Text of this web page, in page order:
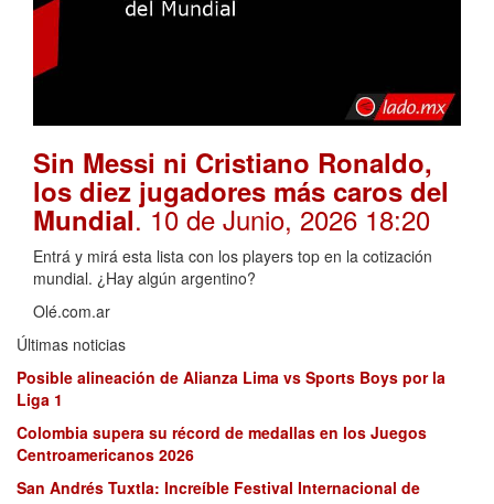
Sin Messi ni Cristiano Ronaldo,
los diez jugadores más caros del
Mundial. 10 de Junio, 2026 18:20
Entrá y mirá esta lista con los players top en la cotización
mundial. ¿Hay algún argentino?
Olé.com.ar
Últimas noticias
Posible alineación de Alianza Lima vs Sports Boys por la
Liga 1
Colombia supera su récord de medallas en los Juegos
Centroamericanos 2026
San Andrés Tuxtla: Increíble Festival Internacional de